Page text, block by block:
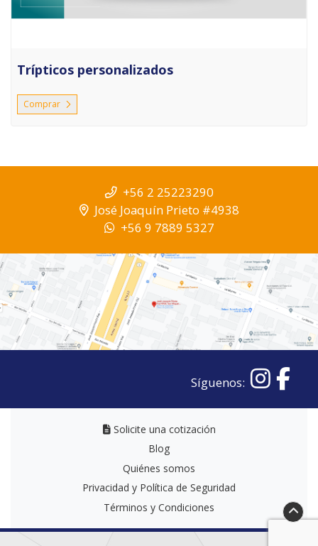
Trípticos personalizados
Comprar
+56 2 25223290
José Joaquín Prieto #4938
+56 9 7889 5327
Síguenos:
Solicite una cotización
Solicite una cotización
Blog
Quiénes somos
Privacidad y Política de Seguridad
Términos y Condiciones